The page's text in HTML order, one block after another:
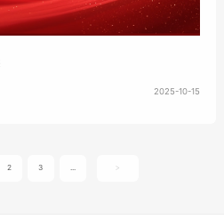
2025-10-15
2 3 ... >